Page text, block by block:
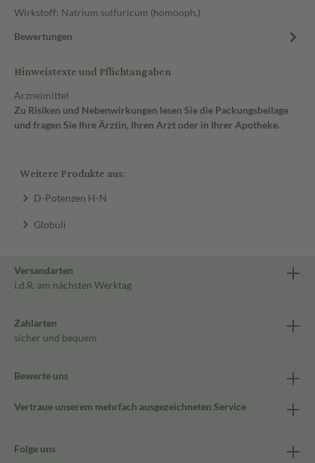
Wirkstoff: Natrium sulfuricum (homöoph.)
Bewertungen
Hinweistexte und Pflichtangaben
Arzneimittel
Zu Risiken und Nebenwirkungen lesen Sie die Packungsbeilage
und fragen Sie Ihre Ärztin, Ihren Arzt oder in Ihrer Apotheke.
Weitere Produkte aus:
D-Potenzen H-N
Globuli
Versandarten
i.d.R. am nächsten Werktag
Zahlarten
sicher und bequem
Bewerte uns
Vertraue unserem mehrfach ausgezeichneten Service
Folge uns